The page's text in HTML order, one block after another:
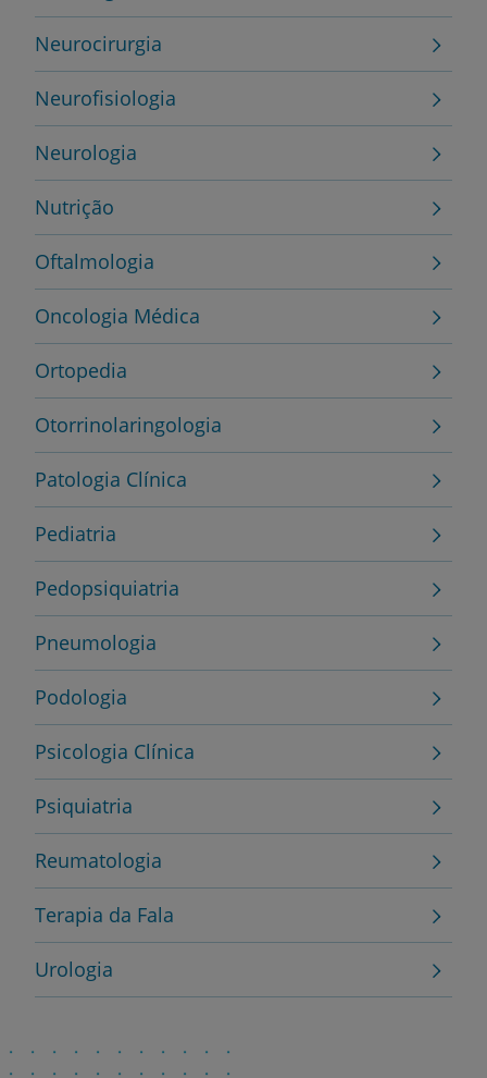
Neurocirurgia
Neurofisiologia
Neurologia
Nutrição
Oftalmologia
Oncologia Médica
Ortopedia
Otorrinolaringologia
Patologia Clínica
Pediatria
Pedopsiquiatria
Pneumologia
Podologia
Psicologia Clínica
Psiquiatria
Reumatologia
Terapia da Fala
Urologia